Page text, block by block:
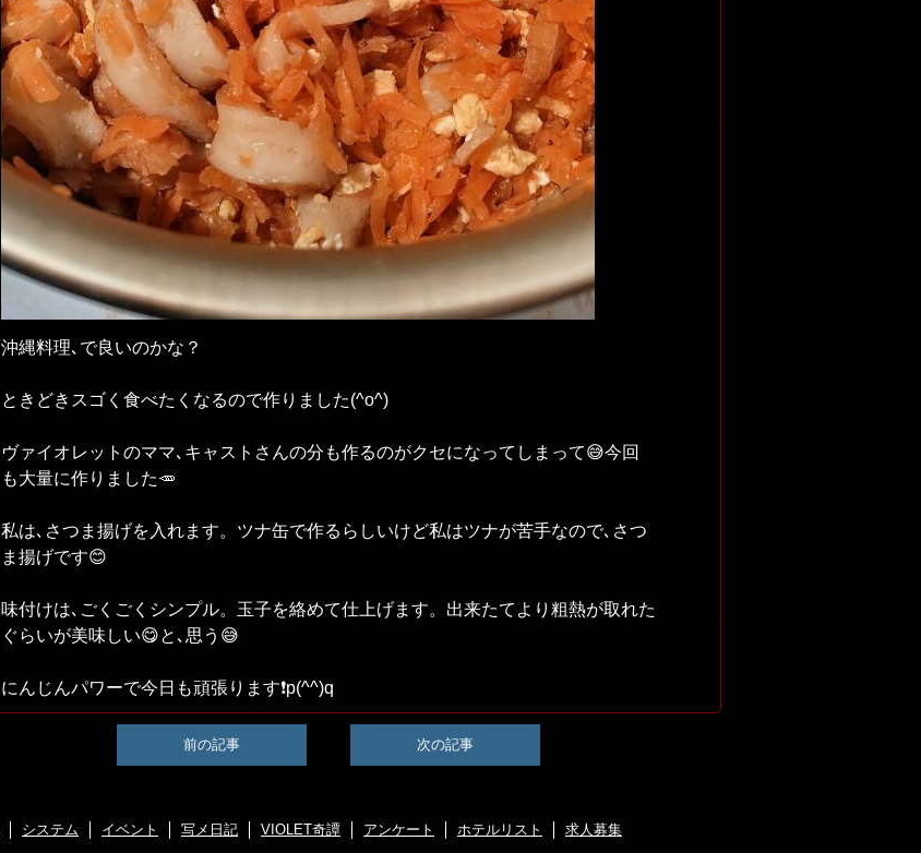
沖縄料理､で良いのかな？
ときどきスゴく食べたくなるので作りました(^o^)
ヴァイオレットのママ､キャストさんの分も作るのがクセになってしまって😅今回
も大量に作りました🥕
私は､さつま揚げを入れます。ツナ缶で作るらしいけど私はツナが苦手なので､さつ
ま揚げです😊
味付けは､ごくごくシンプル。玉子を絡めて仕上げます。出来たてより粗熱が取れた
ぐらいが美味しい😋と､思う😅
にんじんパワーで今日も頑張ります❗p(^^)q
前の記事 次の記事
システム イベント 写メ日記 VIOLET奇譚 アンケート ホテルリスト 求人募集